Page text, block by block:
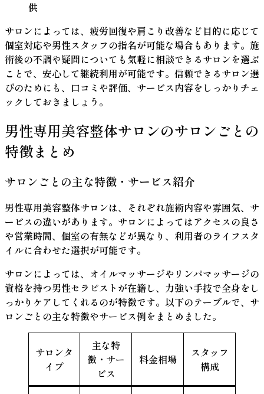
供
サロンによっては、疲労回復や肩こり改善など目的に応じて
個室対応や男性スタッフの指名が可能な場合もあります。 施
術後の不調や疑問についても気軽に相談できるサロンを選ぶ
ことで、安心して継続利用が可能です。信頼できるサロン選
びのためにも、口コミや評価、サービス内容をしっかりチェ
ックしておきましょう。
男性専用美容整体サロンのサロンごとの
特徴まとめ
サロンごとの主な特徴・サービス紹介
男性専用美容整体サロンは、それぞれ施術内容や雰囲気、サ
ービスの違いがあります。サロンによってはアクセスの良さ
や営業時間、個室の有無などが異なり、利用者のライフスタ
イルに合わせた選択が可能です。
サロンによっては、オイルマッサージやリンパマッサージの
資格を持つ男性セラピストが在籍し、力強い手技で全身をし
っかりケアしてくれるのが特徴です。以下のテーブルで、サ
ロンごとの主な特徴やサービス例をまとめました。
サロンタ
イプ
主な特
徴・サー
ビス
料金相場
スタッフ
構成